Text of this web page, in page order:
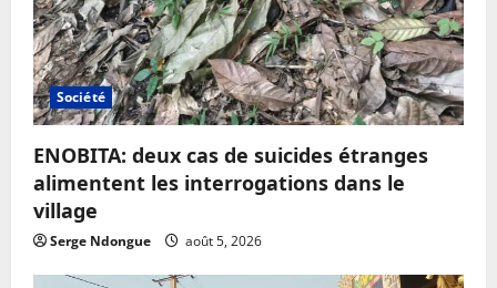
Société
ENOBITA: deux cas de suicides étranges
alimentent les interrogations dans le
village
Serge Ndongue août 5, 2026